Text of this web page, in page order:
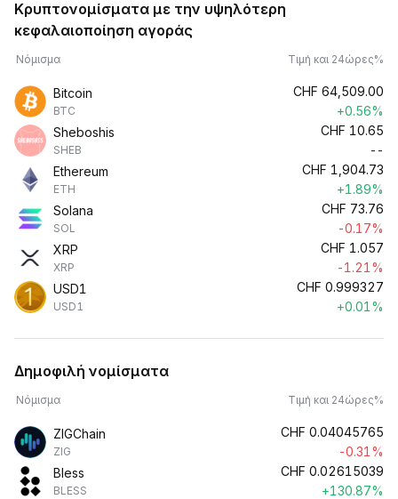
Κρυπτονομίσματα με την υψηλότερη
κεφαλαιοποίηση αγοράς
Νόμισμα Τιμή και 24ώρες%
Bitcoin
BTC
CHF 64,509.00
+0.56%
Sheboshis
SHEB
CHF 10.65
--
Ethereum
ETH
CHF 1,904.73
+1.89%
Solana
SOL
CHF 73.76
-0.17%
XRP
XRP
CHF 1.057
-1.21%
USD1
USD1
CHF 0.999327
+0.01%
Δημοφιλή νομίσματα
Νόμισμα Τιμή και 24ώρες%
ZIGChain
ZIG
CHF 0.04045765
-0.31%
Bless
BLESS
CHF 0.02615039
+130.87%